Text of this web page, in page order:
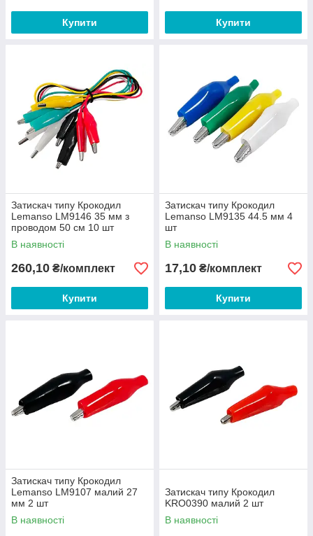
Купити Купити
Затискач типу Крокодил
Lemanso LM9146 35 мм з
проводом 50 см 10 шт
В наявності
260,10 ₴/комплект
Купити
Затискач типу Крокодил
Lemanso LM9135 44.5 мм 4
шт
В наявності
17,10 ₴/комплект
Купити
Затискач типу Крокодил
Lemanso LM9107 малий 27
мм 2 шт
В наявності
Затискач типу Крокодил
KRO0390 малий 2 шт
В наявності